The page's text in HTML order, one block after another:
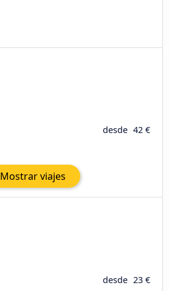
desde 42 €
Mostrar viajes
desde 23 €